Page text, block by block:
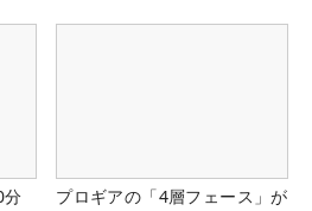
分
プロギアの「4層フェース」が